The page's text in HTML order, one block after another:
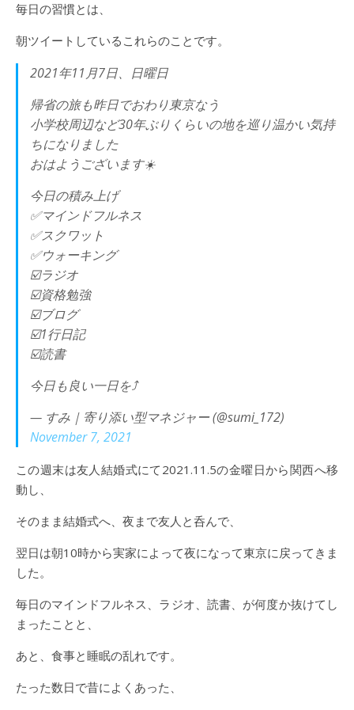
毎日の習慣とは、
朝ツイートしているこれらのことです。
2021年11月7日、日曜日
帰省の旅も昨日でおわり東京なう
小学校周辺など30年ぶりくらいの地を巡り温かい気持
ちになりました
おはようございます☀️
今日の積み上げ
✅マインドフルネス
✅スクワット
✅ウォーキング
☑️ラジオ
☑️資格勉強
☑️ブログ
☑️1行日記
☑️読書
今日も良い一日を⤴︎
— すみ｜寄り添い型マネジャー (@sumi_172)
November 7, 2021
この週末は友人結婚式にて2021.11.5の金曜日から関西へ移
動し、
そのまま結婚式へ、夜まで友人と呑んで、
翌日は朝10時から実家によって夜になって東京に戻ってきま
した。
毎日のマインドフルネス、ラジオ、読書、が何度か抜けてし
まったことと、
あと、食事と睡眠の乱れです。
たった数日で昔によくあった、